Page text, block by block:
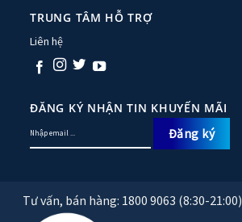
TRUNG TÂM HỖ TRỢ
Liên hệ
ĐĂNG KÝ NHẬN TIN KHUYẾN MÃI
Tư vấn, bán hàng: 1800 9063 (8:30-21:00)